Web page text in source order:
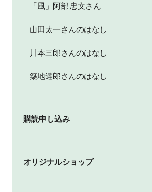
「風」阿部 忠文さん
山田太一さんのはなし
川本三郎さんのはなし
築地達郎さんのはなし
購読申し込み
オリジナルショップ